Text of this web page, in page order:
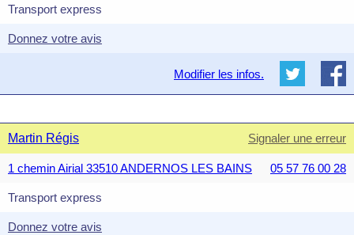
Transport express
Donnez votre avis
Modifier les infos.
Martin Régis Signaler une erreur
1 chemin Airial 33510 ANDERNOS LES BAINS 05 57 76 00 28
Transport express
Donnez votre avis